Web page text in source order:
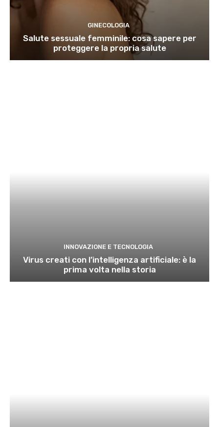
GINECOLOGIA
Salute sessuale femminile: cosa sapere per
proteggere la propria salute
INNOVAZIONE E TECNOLOGIA
Virus creati con l’intelligenza artificiale: è la
prima volta nella storia